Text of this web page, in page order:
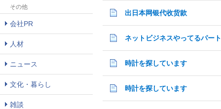
その他
会社PR
人材
ニュース
文化・暮らし
雑談
出日本网银代收货款
ネットビジネスやってるパー
時計を探しています
時計を探しています